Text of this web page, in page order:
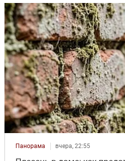
Панорама вчера, 22:55